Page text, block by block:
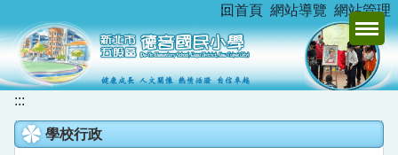
到
主
要
內
容
區
:::
回首頁 網站導覽 網站管理
:::
學校行政